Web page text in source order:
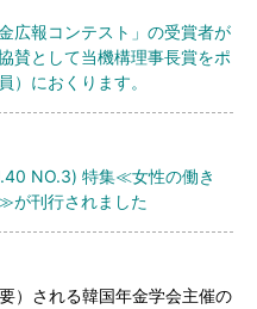
広報コンテスト」の受賞者が
賛として当機構理事長賞をポ
）におくります。
NO.3) 特集≪女性の働き
が刊行されました
）される韓国年金学会主催の